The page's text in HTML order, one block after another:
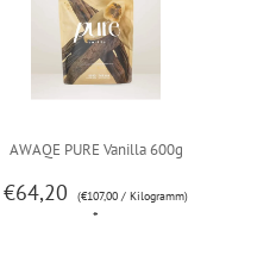
AWAQE PURE Vanilla 600g
€64,20 (€107,00 / Kilogramm)
*